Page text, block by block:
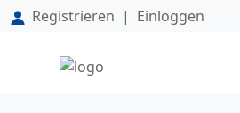
Registrieren | Einloggen